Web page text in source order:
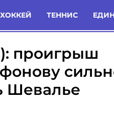
ХОККЕЙ ТЕННИС
Комменты Новости
проигрыш
Шевалье